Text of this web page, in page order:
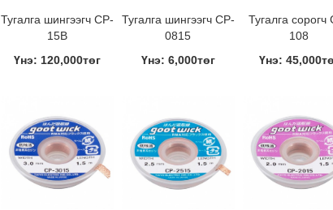
Тугалга шингээгч CP-
15B
Үнэ: 120,000төг
Тугалга шингээгч CP-
0815
Үнэ: 6,000төг
Тугалга сорогч
108
Үнэ: